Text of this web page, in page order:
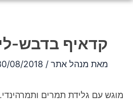
קדאיף בדבש-
מאת מנהל אתר /
08/2018
מוגש עם גלידת תמרים ותמרהינדי.